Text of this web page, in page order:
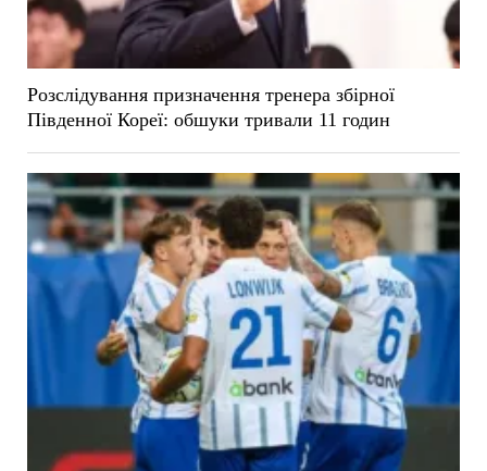
Розслідування призначення тренера збірної
Південної Кореї: обшуки тривали 11 годин